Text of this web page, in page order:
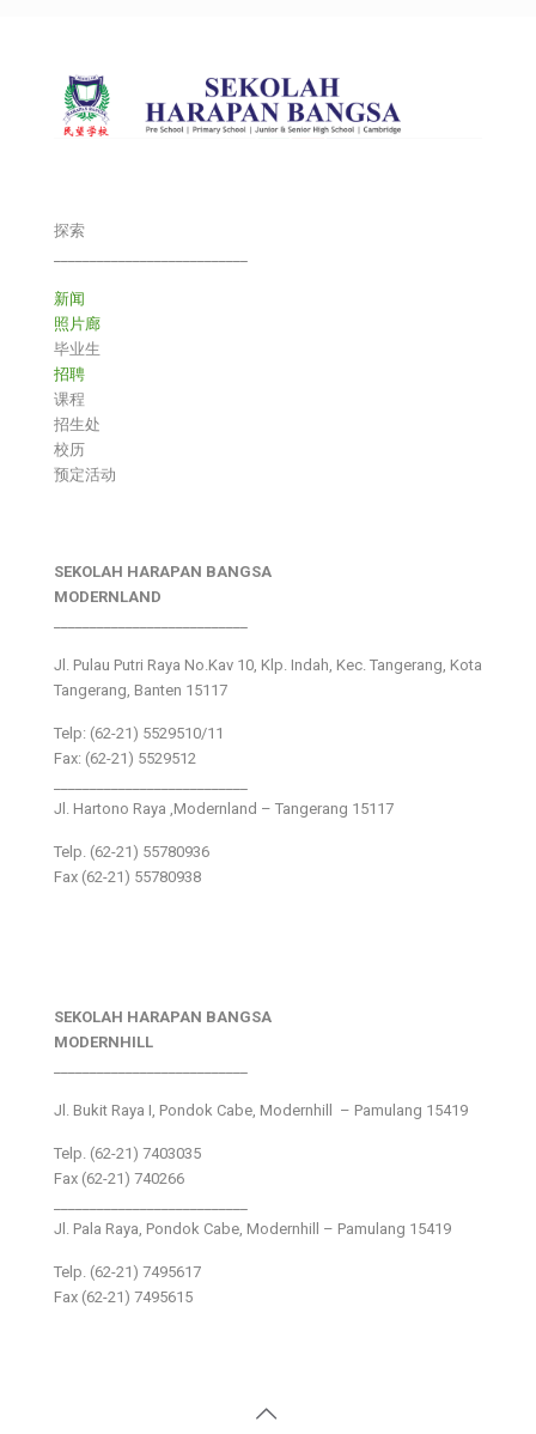
探索
新闻
照片廊
毕业生
招聘
课程
招生处
校历
预定活动
SEKOLAH HARAPAN BANGSA
MODERNLAND
Jl. Pulau Putri Raya No.Kav 10, Klp. Indah, Kec. Tangerang, Kota
Tangerang, Banten 15117
Telp: (62-21) 5529510/11
Fax: (62-21) 5529512
Jl. Hartono Raya ,Modernland – Tangerang 15117
Telp. (62-21) 55780936
Fax (62-21) 55780938
SEKOLAH HARAPAN BANGSA
MODERNHILL
Jl. Bukit Raya I, Pondok Cabe, Modernhill – Pamulang 15419
Telp. (62-21) 7403035
Fax (62-21) 740266
Jl. Pala Raya, Pondok Cabe, Modernhill – Pamulang 15419
Telp. (62-21) 7495617
Fax (62-21) 7495615